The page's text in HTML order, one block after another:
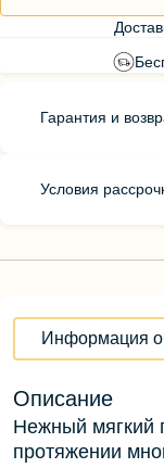
Гарантия и
Условия
Информация о
Описание
Нежный мягкий
протяжении